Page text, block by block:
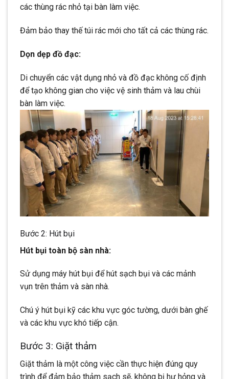
các thùng rác nhỏ tại bàn làm việc.
Đảm bảo thay thế túi rác mới cho tất cả các thùng rác.
Dọn dẹp đồ đạc:
Di chuyển các vật dụng nhỏ và đồ đạc không cố định
để tạo không gian cho việc vệ sinh thảm và lau chùi
bàn làm việc.
Bước 2: Hút bụi
Hút bụi toàn bộ sàn nhà:
Sử dụng máy hút bụi để hút sạch bụi và các mảnh
vụn trên thảm và sàn nhà.
Chú ý hút bụi kỹ các khu vực góc tường, dưới bàn ghế
và các khu vực khó tiếp cận.
Bước 3: Giặt thảm
Giặt thảm là một công việc cần thực hiện đúng quy
trình để đảm bảo thảm sạch sẽ, không bị hư hỏng và